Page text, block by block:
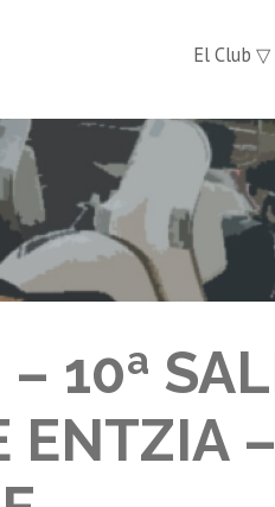
El Club ▽
10ª
ENTZIA